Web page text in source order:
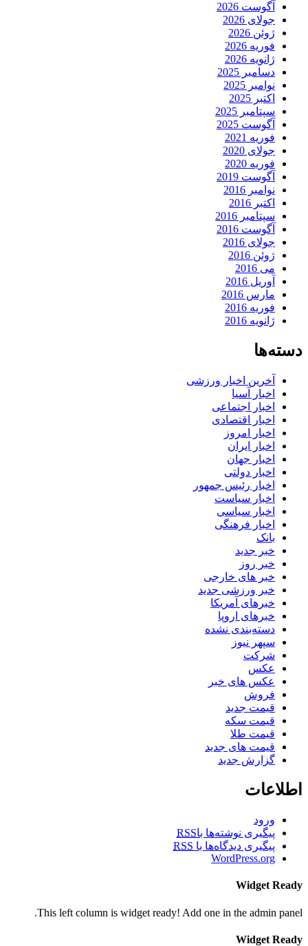
آگوست 2026
جولای 2026
ژوئن 2026
فوریه 2026
ژانویه 2026
دسامبر 2025
نوامبر 2025
اکتبر 2025
سپتامبر 2025
آگوست 2025
فوریه 2021
جولای 2020
فوریه 2020
آگوست 2019
نوامبر 2016
اکتبر 2016
سپتامبر 2016
آگوست 2016
جولای 2016
ژوئن 2016
می 2016
آوریل 2016
مارس 2016
فوریه 2016
ژانویه 2016
دسته‌ها
آخرین اخبار ورزشی
اخبار آسیا
اخبار اجتماعی
اخبار اقتصادی
اخبار امروز
اخبار ایران
اخبار جهان
اخبار دولتی
اخبار رئیس جمهور
اخبار سیاست
اخبار سیاسی
اخبار فرهنگی
بانک
خبر جدید
خبر روز
خبر های خارجی
خبر ورزشی جدید
خبرهای آمریکا
خبرهای اروپا
دسته‌بندی نشده
سپهر نیوز
شرکت
عکس
عکس های خبر
فروش
قیمت جدید
قیمت سکه
قیمت طلا
قیمت های جدید
گزارش جدید
اطلاعات
ورود
پیگیری نوشته‌ها باRSS
پیگیری دیدگاه‌ها با RSS
WordPress.org
Widget Ready
This left column is widget ready! Add one in the admin panel.
Widget Ready